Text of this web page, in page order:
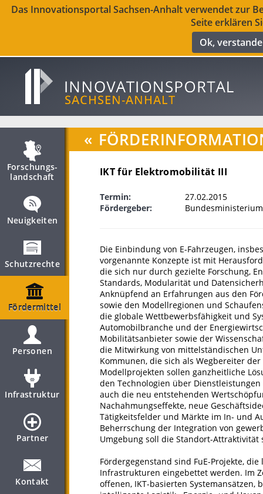
Das Innovationsportal Sachsen-Anhalt verwendet zur
Seite erklären
Ok,
Forschungs­
landschaft
Neuigkeiten
Schutzrechte
Fördermittel
Personen
Infrastruktur
Partner
Kontakt
«
IKT für Elektromobilität III
Termin:
27.02.2015
Fördergeber:
Die Einbindung von E-Fahrzeugen,
vorgenannte Konzepte ist mit
die sich nur durch gezielte Forschung,
Standards, Modularität und
Anknüpfend an Erfahrungen aus den
sowie den Modellregionen und
die globale Wettbewerbsfähigkeit und
Automobilbranche und der
Mobilitätsanbieter sowie der
die Mitwirkung von mittelständischen
Kommunen, die sich als Wegbereiter
Modellprojekten sollen ganzheitliche
den Technologien über
auch die neu entstehenden
Nachahmungseffekte, neue
Tätigkeitsfelder und Märkte im In- und
Beherrschung der Integration von
Umgebung soll die Standort-Attraktivität
Fördergegenstand sind FuE-Projekte,
Infrastrukturen eingebettet werden. Im
offenen, IKT-basierten